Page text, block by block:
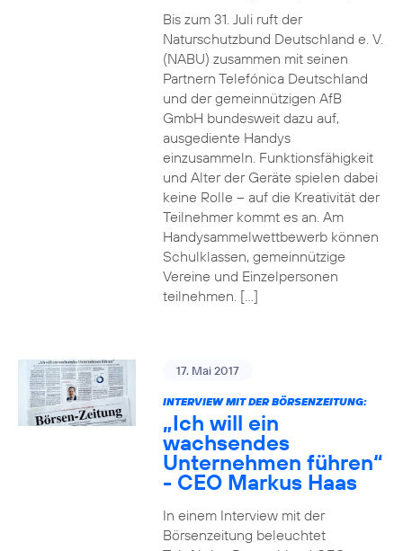
Bis zum 31. Juli ruft der
Naturschutzbund Deutschland e. V.
(NABU) zusammen mit seinen
Partnern Telefónica Deutschland
und der gemeinnützigen AfB
GmbH bundesweit dazu auf,
ausgediente Handys
einzusammeln. Funktionsfähigkeit
und Alter der Geräte spielen dabei
keine Rolle – auf die Kreativität der
Teilnehmer kommt es an. Am
Handysammelwettbewerb können
Schulklassen, gemeinnützige
Vereine und Einzelpersonen
teilnehmen. […]
17. Mai 2017
INTERVIEW MIT DER BÖRSENZEITUNG:
„Ich will ein
wachsendes
Unternehmen führen“
- CEO Markus Haas
In einem Interview mit der
Börsenzeitung beleuchtet